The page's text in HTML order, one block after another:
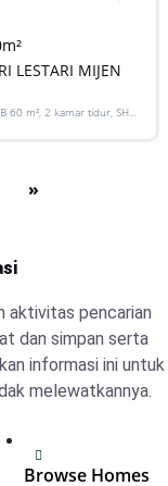
LESTARI MIJEN
60 m², 2 kamar tidur, SHM,
m²
»
aktivitas pencarian
dan simpan serta
informasi ini untuk
melewatkannya.
Browse Homes